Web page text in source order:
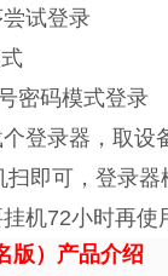
试登录
密码模式登录
登录器，取设
即可，登录
机72小时再使
版）产品介绍